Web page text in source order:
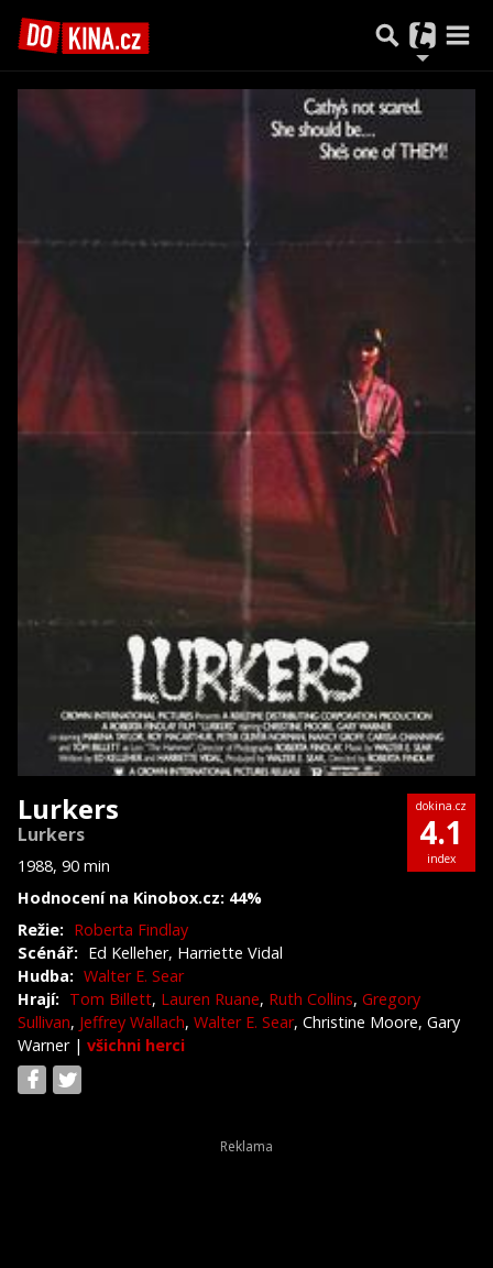
Lurkers
Lurkers
1988, 90 min
Hodnocení na Kinobox.cz: 44%
dokina.cz
4.1
index
Režie: Roberta Findlay
Scénář: Ed Kelleher, Harriette Vidal
Hudba: Walter E. Sear
Hrají: Tom Billett, Lauren Ruane, Ruth Collins, Gregory
Sullivan, Jeffrey Wallach, Walter E. Sear, Christine Moore, Gary
Warner | všichni herci